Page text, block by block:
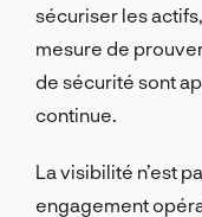
sécuriser les
mesure de
de sécurité sont
continue.
La visibilité n’est
engagement